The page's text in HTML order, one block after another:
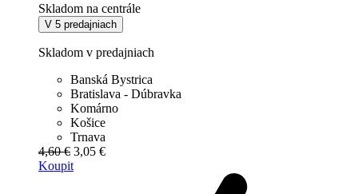
Skladom na centrále
V 5 predajniach
Skladom v predajniach
Banská Bystrica
Bratislava - Dúbravka
Komárno
Košice
Trnava
4,60 € 3,05 €
Koupit